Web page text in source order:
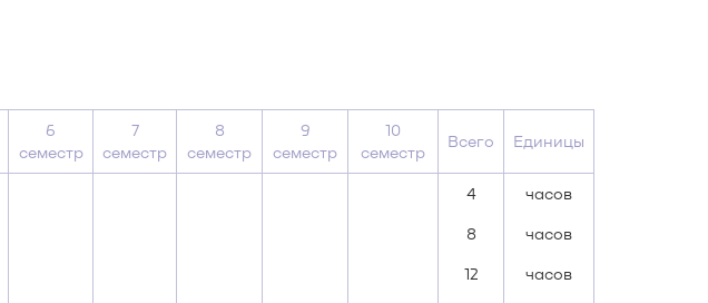
6
семестр
7
семестр
8
семестр
9
семестр
10
семестр
Всего Единицы
4 часов
8 часов
12 часов